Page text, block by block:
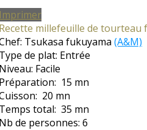
millefeuille de tourteau
Tsukasa fukuyama (A&M)
de plat: Entrée
Facile
15 mn
20 mn
total: 35 mn
de personnes: 6